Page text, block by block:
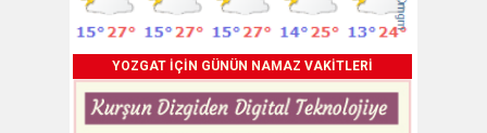
YOZGAT İÇİN GÜNÜN NAMAZ VAKİTLERİ